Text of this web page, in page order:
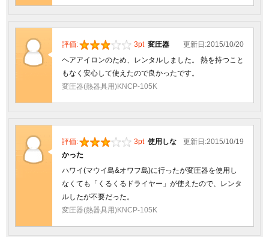
更新日:2015/10/20
評価: 3pt 変圧器
ヘアアイロンのため、レンタルしました。 熱を持つこと
もなく安心して使えたので良かったです。
変圧器(熱器具用)KNCP-105K
更新日:2015/10/19
評価: 3pt 使用しな
かった
ハワイ(マウイ島&オワフ島)に行ったが変圧器を使用し
なくても「くるくるドライヤー」が使えたので、レンタ
ルしたが不要だった。
変圧器(熱器具用)KNCP-105K